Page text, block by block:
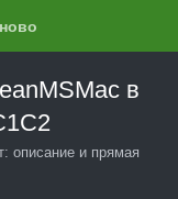
в
описание и прямая